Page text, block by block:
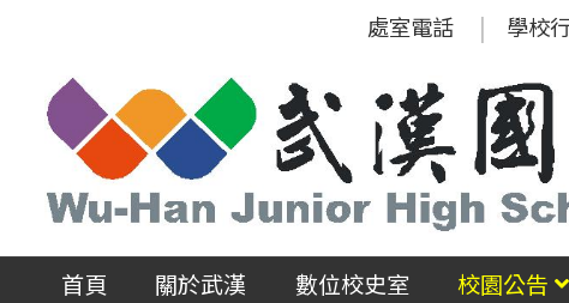
區
處室電話 學校
首頁 關於武漢 數位校史室 校園公告